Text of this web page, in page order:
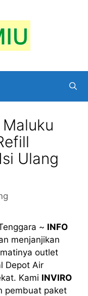
Ulang
~ INFO
menjanjikan
outlet
Depot Air
Kami INVIRO
pembuat paket